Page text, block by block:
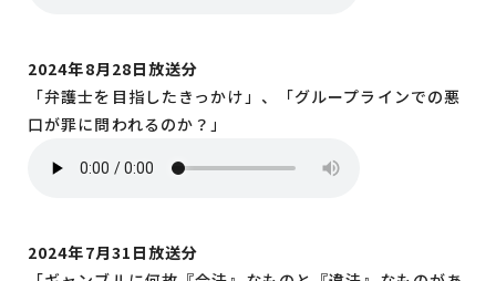
2024年8月28日放送分
「弁護士を目指したきっかけ」、「グループラインでの悪
口が罪に問われるのか？」
2024年7月31日放送分